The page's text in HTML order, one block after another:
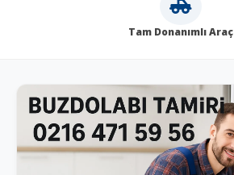
Tam Donanımlı Araç